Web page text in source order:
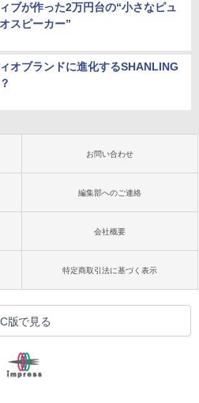
ブが作った2万円台の“小さなピュ
スピーカー”
オブランドに進化するSHANLING
お問い合わせ
編集部へのご連絡
会社概要
特定商取引法に基づく表示
版で見る